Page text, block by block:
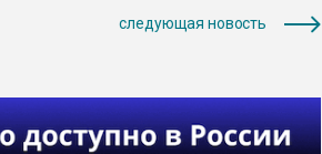
следующая новость